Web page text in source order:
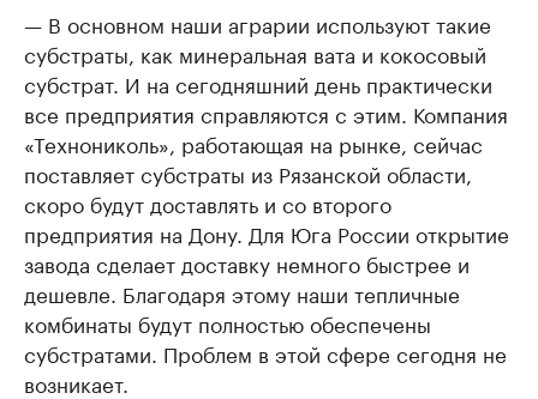
— В основном наши аграрии используют такие
субстраты, как минеральная вата и кокосовый
субстрат. И на сегодняшний день практически
все предприятия справляются с этим. Компания
«Технониколь», работающая на рынке, сейчас
поставляет субстраты из Рязанской области,
скоро будут доставлять и со второго
предприятия на Дону. Для Юга России открытие
завода сделает доставку немного быстрее и
дешевле. Благодаря этому наши тепличные
комбинаты будут полностью обеспечены
субстратами. Проблем в этой сфере сегодня не
возникает.